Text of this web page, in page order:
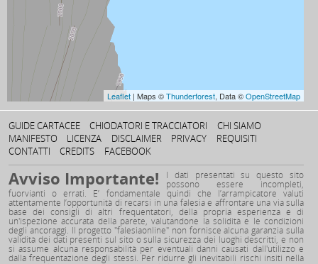
Leaflet | Maps ©Thunderforest, Data ©OpenStreetMap
GUIDE CARTACEE CHIODATORI E TRACCIATORI
CHI SIAMO
MANIFESTO
LICENZA DISCLAIMER PRIVACY
REQUISITI
CONTATTI
CREDITS FACEBOOK
Avviso Importante! I dati presentati su questo sito
possono essere incompleti,
fuorvianti o errati. E’ fondamentale quindi che l’arrampicatore valuti
attentamente l’opportunità di recarsi in una falesia e affrontare una via sulla
base dei consigli di altri frequentatori, della propria esperienza e di
un'ispezione accurata della parete, valutandone la solidità e le condizioni
degli ancoraggi. Il progetto "falesiaonline" non fornisce alcuna garanzia sulla
validità dei dati presenti sul sito o sulla sicurezza dei luoghi descritti, e non
si assume alcuna responsabilità per eventuali danni causati dall'utilizzo e
dalla frequentazione degli stessi. Per ridurre gli inevitabili rischi insiti nella